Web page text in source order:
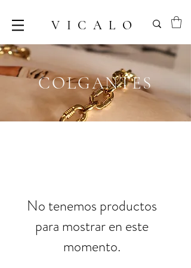
VICALO
COLGANTES
No tenemos productos
para mostrar en este
momento.